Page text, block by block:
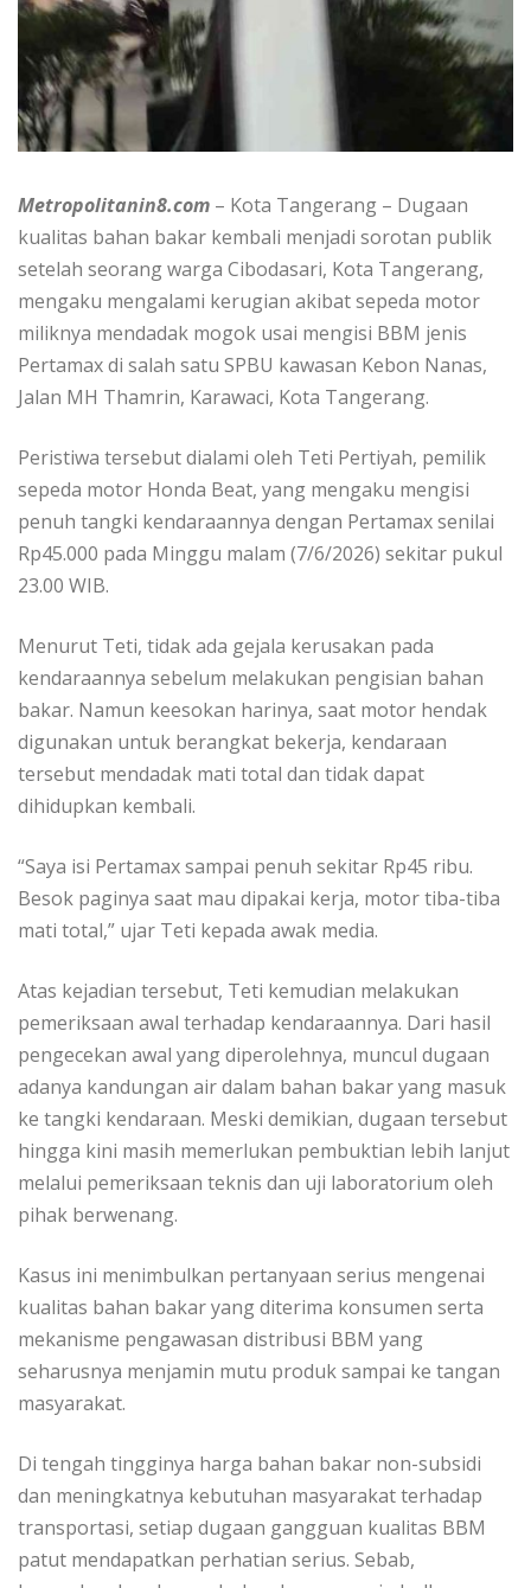
Metropolitanin8.com – Kota Tangerang – Dugaan
kualitas bahan bakar kembali menjadi sorotan publik
setelah seorang warga Cibodasari, Kota Tangerang,
mengaku mengalami kerugian akibat sepeda motor
miliknya mendadak mogok usai mengisi BBM jenis
Pertamax di salah satu SPBU kawasan Kebon Nanas,
Jalan MH Thamrin, Karawaci, Kota Tangerang.
Peristiwa tersebut dialami oleh Teti Pertiyah, pemilik
sepeda motor Honda Beat, yang mengaku mengisi
penuh tangki kendaraannya dengan Pertamax senilai
Rp45.000 pada Minggu malam (7/6/2026) sekitar pukul
23.00 WIB.
Menurut Teti, tidak ada gejala kerusakan pada
kendaraannya sebelum melakukan pengisian bahan
bakar. Namun keesokan harinya, saat motor hendak
digunakan untuk berangkat bekerja, kendaraan
tersebut mendadak mati total dan tidak dapat
dihidupkan kembali.
“Saya isi Pertamax sampai penuh sekitar Rp45 ribu.
Besok paginya saat mau dipakai kerja, motor tiba-tiba
mati total,” ujar Teti kepada awak media.
Atas kejadian tersebut, Teti kemudian melakukan
pemeriksaan awal terhadap kendaraannya. Dari hasil
pengecekan awal yang diperolehnya, muncul dugaan
adanya kandungan air dalam bahan bakar yang masuk
ke tangki kendaraan. Meski demikian, dugaan tersebut
hingga kini masih memerlukan pembuktian lebih lanjut
melalui pemeriksaan teknis dan uji laboratorium oleh
pihak berwenang.
Kasus ini menimbulkan pertanyaan serius mengenai
kualitas bahan bakar yang diterima konsumen serta
mekanisme pengawasan distribusi BBM yang
seharusnya menjamin mutu produk sampai ke tangan
masyarakat.
Di tengah tingginya harga bahan bakar non-subsidi
dan meningkatnya kebutuhan masyarakat terhadap
transportasi, setiap dugaan gangguan kualitas BBM
patut mendapatkan perhatian serius. Sebab,